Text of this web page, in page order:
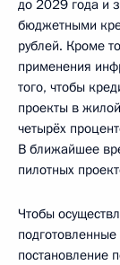
до 2029 года и
бюджетными
рублей. Кроме
применения
того, чтобы
проекты в
четырёх
В ближайшее
пилотных
Чтобы
постановление